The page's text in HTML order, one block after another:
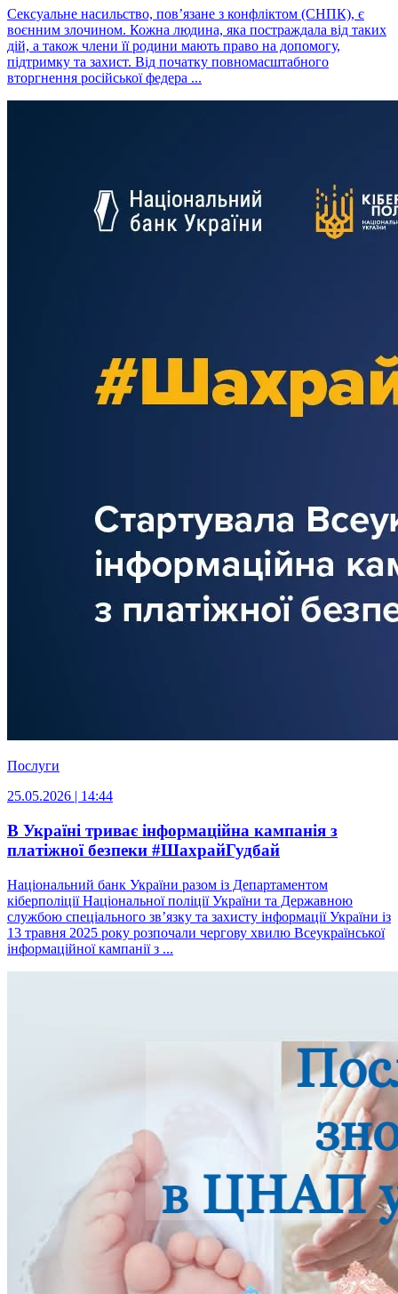
Сексуальне насильство, пов’язане з конфліктом (СНПК), є
воєнним злочином. Кожна людина, яка постраждала від таких
дій, а також члени її родини мають право на допомогу,
підтримку та захист. Від початку повномасштабного
вторгнення російської федера ...
Послуги
25.05.2026 | 14:44
В Україні триває інформаційна кампанія з
платіжної безпеки #ШахрайГудбай
Національний банк України разом із Департаментом
кіберполіції Національної поліції України та Державною
службою спеціального зв’язку та захисту інформації України із
13 травня 2025 року розпочали чергову хвилю Всеукраїнської
інформаційної кампанії з ...